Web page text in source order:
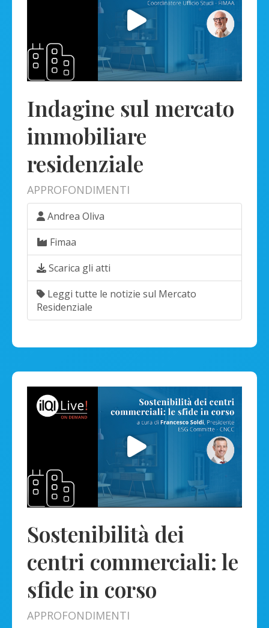
Indagine sul mercato
immobiliare
residenziale
APPROFONDIMENTI
Andrea Oliva
Fimaa
Scarica gli atti
Leggi tutte le notizie sul Mercato
Residenziale
Sostenibilità dei
centri commerciali: le
sfide in corso
APPROFONDIMENTI